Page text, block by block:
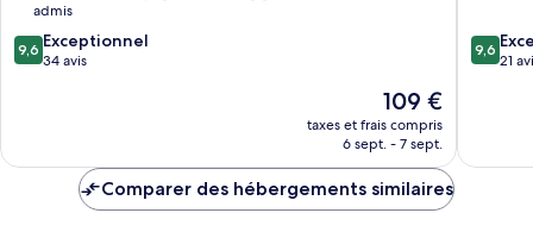
admis
9.6
sur
9,6 Exceptionnel
34 avis
Le
nouveau
prix
de
109 €
taxes et frais compris
6 sept. - 7 sept.
9.6
sur
9,6
21
Comparer des hébergements similaires